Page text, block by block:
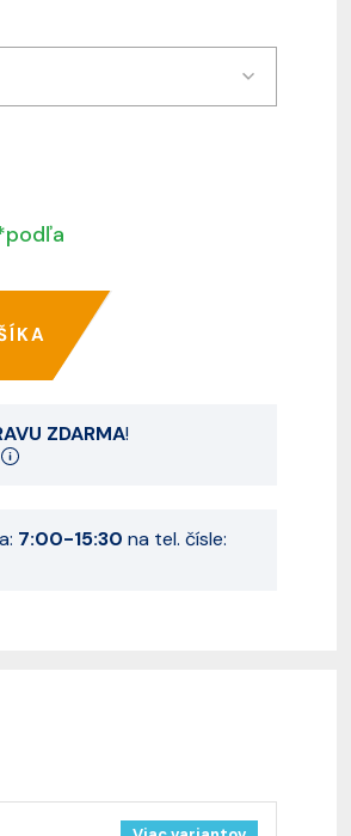
ZDARMA!
7:00-15:30 na tel. čísle: